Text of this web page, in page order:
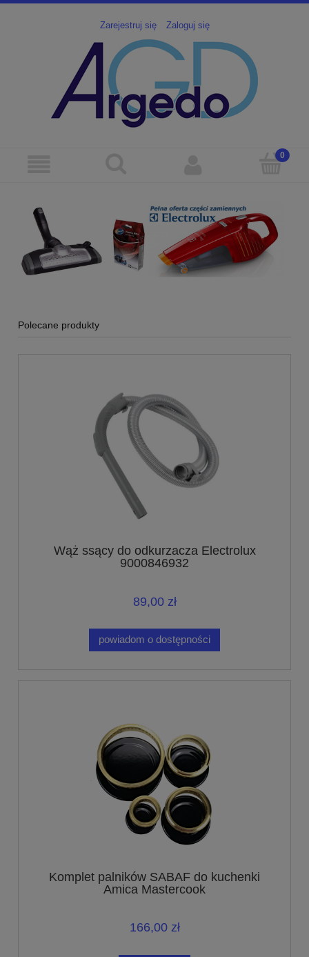
Zarejestruj się Zaloguj się
Polecane produkty
Wąż ssący do odkurzacza Electrolux
9000846932
89,00 zł
powiadom o dostępności
Komplet palników SABAF do kuchenki
Amica Mastercook
166,00 zł